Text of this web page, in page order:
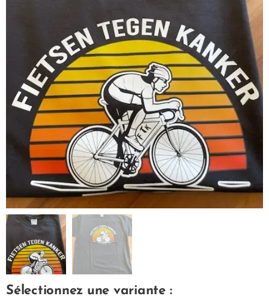
Sélectionnez une variante :